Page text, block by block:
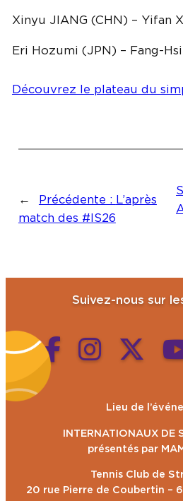
Xinyu JIANG (CHN) – Yifan
Eri Hozumi (JPN) – Fang-
Découvrez le plateau du
← Précédente : L’après
match des #IS26
Suivez-nous sur
Lieu de
INTERNATIONAUX DE
présentés par
Tennis Club de
20 rue Pierre de Coubertin –